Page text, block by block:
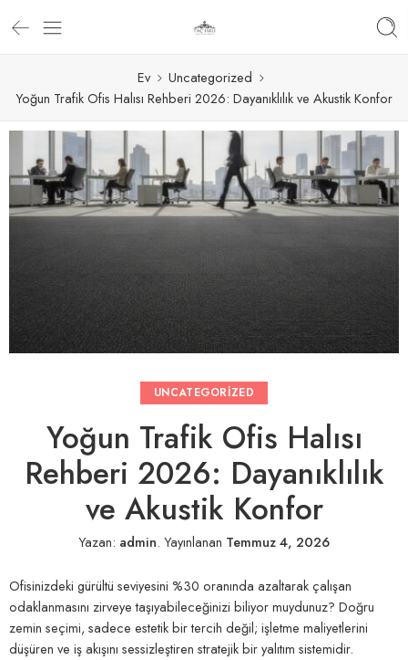
Ev
Uncategorized
Yoğun Trafik Ofis Halısı Rehberi 2026: Dayanıklılık ve Akustik Konfor
UNCATEGORIZED
Yoğun Trafik Ofis Halısı
Rehberi 2026: Dayanıklılık
ve Akustik Konfor
Yazan: admin. Yayınlanan Temmuz 4, 2026
Ofisinizdeki gürültü seviyesini %30 oranında azaltarak çalışan
odaklanmasını zirveye taşıyabileceğinizi biliyor muydunuz? Doğru
zemin seçimi, sadece estetik bir tercih değil; işletme maliyetlerini
düşüren ve iş akışını sessizleştiren stratejik bir yalıtım sistemidir.